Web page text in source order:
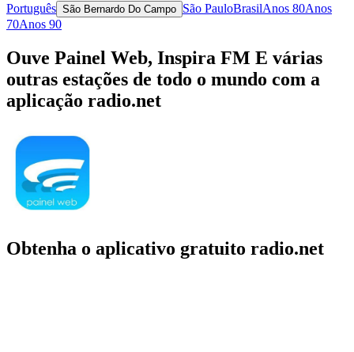
Português São Bernardo Do Campo São PauloBrasilAnos 80Anos
70Anos 90
Ouve Painel Web, Inspira FM E várias
outras estações de todo o mundo com a
aplicação radio.net
Obtenha o aplicativo gratuito radio.net